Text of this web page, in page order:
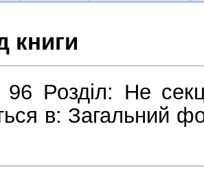
книги
Розділ: Не
в: Загальний